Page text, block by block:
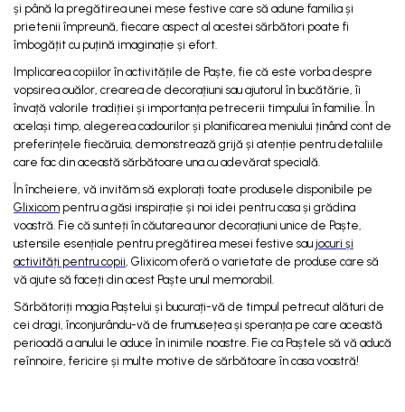
și până la pregătirea unei mese festive care să adune familia și
prietenii împreună, fiecare aspect al acestei sărbători poate fi
îmbogățit cu puțină imaginație și efort.
Implicarea copiilor în activitățile de Paște, fie că este vorba despre
vopsirea ouălor, crearea de decorațiuni sau ajutorul în bucătărie, îi
învață valorile tradiției și importanța petrecerii timpului în familie. În
același timp, alegerea cadourilor și planificarea meniului ținând cont de
preferințele fiecăruia, demonstrează grijă și atenție pentru detaliile
care fac din această sărbătoare una cu adevărat specială.
În încheiere, vă invităm să explorați toate produsele disponibile pe
Glixicom pentru a găsi inspirație și noi idei pentru casa și grădina
voastră. Fie că sunteți în căutarea unor decorațiuni unice de Paște,
ustensile esențiale pentru pregătirea mesei festive sau jocuri și
activități pentru copii, Glixicom oferă o varietate de produse care să
vă ajute să faceți din acest Paște unul memorabil.
Sărbătoriți magia Paștelui și bucurați-vă de timpul petrecut alături de
cei dragi, înconjurându-vă de frumusețea și speranța pe care această
perioadă a anului le aduce în inimile noastre. Fie ca Paștele să vă aducă
reînnoire, fericire și multe motive de sărbătoare în casa voastră!